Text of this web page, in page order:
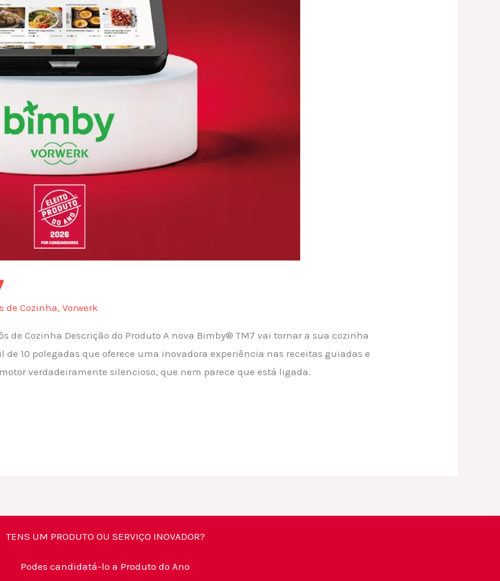
de Cozinha,Vorwerk
de Cozinha Descrição do Produto A nova Bimby® TM7 vai tornar a sua cozinha
10 polegadas que oferece uma inovadora experiência nas receitas guiadas e
verdadeiramente silencioso, que nem parece que está ligada.
TENS UM PRODUTO OU SERVIÇO INOVADOR?
Podes candidatá-lo a Produto do Ano